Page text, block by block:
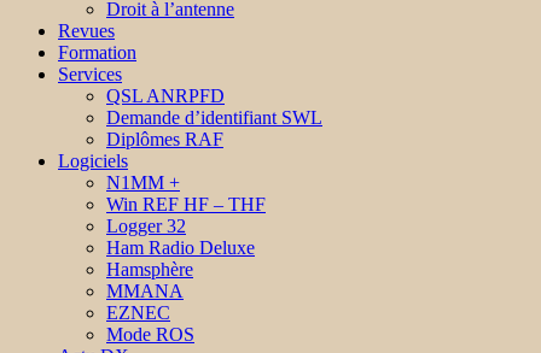
Droit à l’antenne
Revues
Formation
Services
QSL ANRPFD
Demande d’identifiant SWL
Diplômes RAF
Logiciels
N1MM +
Win REF HF – THF
Logger 32
Ham Radio Deluxe
Hamsphère
MMANA
EZNEC
Mode ROS